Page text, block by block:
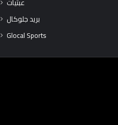
بريد جلوكال
Glocal Sports